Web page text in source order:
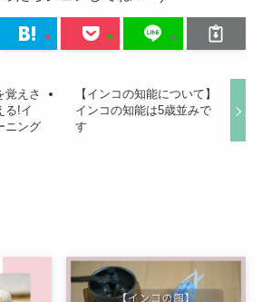
覚えさ
る!イ
ニング
【インコの知能について】
インコの知能は5歳並みで
す